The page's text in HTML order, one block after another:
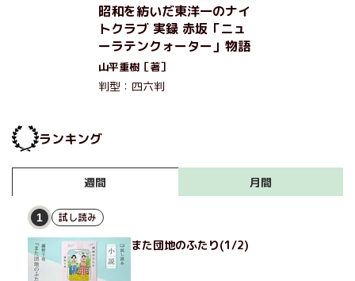
昭和を紡いだ東洋一のナイ
トクラブ 実録 赤坂「ニュ
ーラテンクォーター」物語
山平重樹［著］
判型：四六判
ランキング
週間 月間
1 試し読み
また団地のふたり(1/2)